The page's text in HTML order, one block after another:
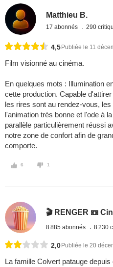
Matthieu B.
17 abonnés 290
4,5 Publiée le 11
Film visionné au cinéma.
En quelques mots : Illumination
cette production. Capable
les rires sont au rendez-vous,
l'animation très bonne et l'ode à
parallèle particulièrement réussi
notre zone de confort afin de
comporte.
6 1
🎬 RENGER 📼
8 885 abonnés 8 230
2,0 Publiée le 20
La famille Colvert patauge